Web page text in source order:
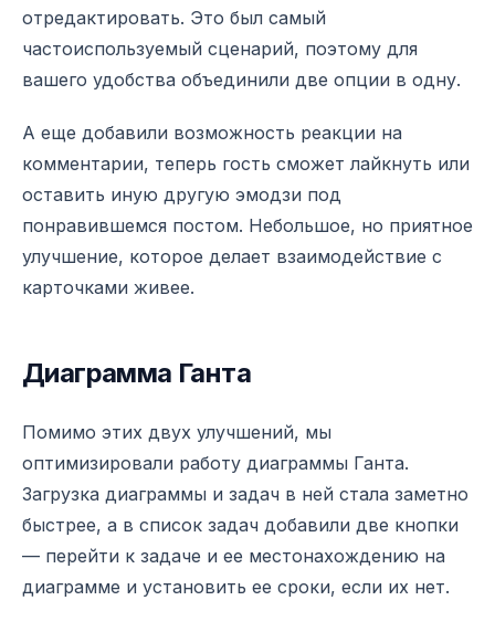
отредактировать. Это был самый
частоиспользуемый сценарий, поэтому для
вашего удобства объединили две опции в одну.
А еще добавили возможность реакции на
комментарии, теперь гость сможет лайкнуть или
оставить иную другую эмодзи под
понравившемся постом. Небольшое, но приятное
улучшение, которое делает взаимодействие с
карточками живее.
Диаграмма Ганта
Помимо этих двух улучшений, мы
оптимизировали работу диаграммы Ганта.
Загрузка диаграммы и задач в ней стала заметно
быстрее, а в список задач добавили две кнопки
— перейти к задаче и ее местонахождению на
диаграмме и установить ее сроки, если их нет.